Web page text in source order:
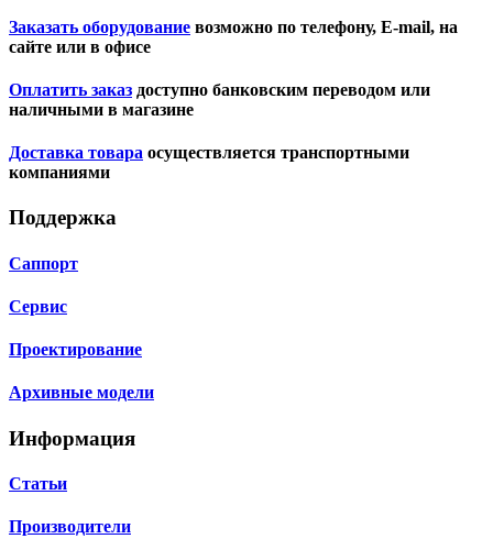
Заказать оборудование возможно по телефону, E-mail, на
сайте или в офисе
Оплатить заказ доступно банковским переводом или
наличными в магазине
Доставка товара осуществляется транспортными
компаниями
Поддержка
Саппорт
Сервис
Проектирование
Архивные модели
Информация
Статьи
Производители